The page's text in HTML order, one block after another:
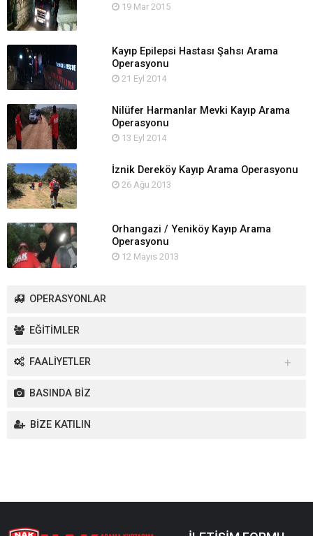
19 Mar 2015
Kayıp Epilepsi Hastası Şahsı Arama
Operasyonu
21 Eyl 2014
Nilüfer Harmanlar Mevki Kayıp Arama
Operasyonu
13 Eyl 2014
İznik Dereköy Kayıp Arama Operasyonu
26 Ağu 2013
Orhangazi / Yeniköy Kayıp Arama
Operasyonu
12 Mayıs 2013
OPERASYONLAR
EĞİTİMLER
FAALİYETLER
Yurt İçi Faaliyetler
Yurt Dışı Faaliyetler
BASINDA BİZ
BİZE KATILIN